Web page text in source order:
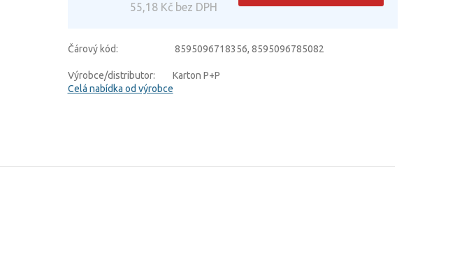
55,18 Kč bez DPH
Čárový kód: 8595096718356, 8595096785082
Výrobce/distributor:
Karton P+P
Celá nabídka od výrobce